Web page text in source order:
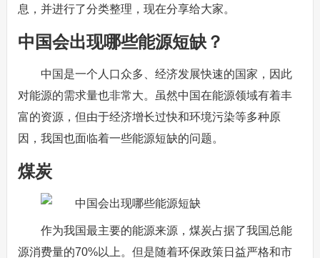
息，并进行了分类整理，现在分享给大家。
中国会出现哪些能源短缺？
中国是一个人口众多、经济发展快速的国家，因此
对能源的需求量也非常大。虽然中国在能源领域有着丰
富的资源，但由于经济增长过快和环境污染等多种原
因，我国也面临着一些能源短缺的问题。
煤炭
作为我国最主要的能源来源，煤炭占据了我国总能
源消费量的70%以上。但是随着环保政策日益严格和市